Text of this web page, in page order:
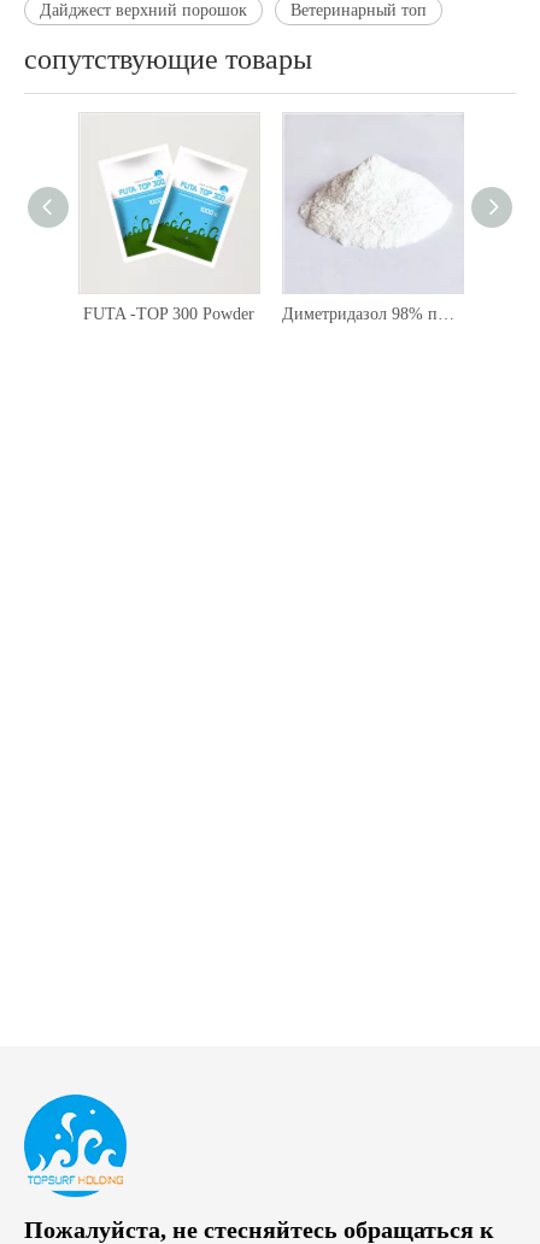
Дайджест верхний порошок Ветеринарный топ
сопутствующие товары
FUTA -TOP 300 Powder Диметридазол 98% порошок
Пожалуйста, не стесняйтесь обращаться к